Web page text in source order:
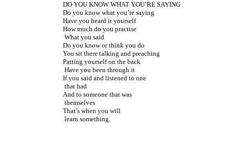
DO YOU KNOW WHAT YOU’RE SAYING
Do you know what you’re saying
Have you heard it yourself
How much do you practise
What you said
Do you know or think you do
You sit there talking and preaching
Patting yourself on the back
Have you been through it
If you said and listened to one
that had
And to someone that was
themselves
That’s when you will
learn something.